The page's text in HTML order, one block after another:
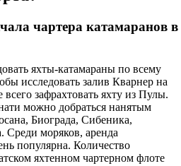
чартера катамаранов в
яхты-катамараны по всему
исследовать залив Кварнер на
зафрахтовать яхту из Пулы.
можно добраться нанятым
Биограда, Сибеника,
моряков, аренда
популярна. Количество
яхтенном чартерном флоте